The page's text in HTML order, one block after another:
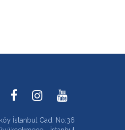
İstanbul Cad. No:36